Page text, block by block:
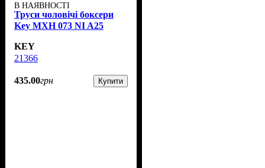
В НАЯВНОСТІ
Труси чоловічі боксери
Key MXH 073 NI A25
KEY
21366
435.00грн Купити